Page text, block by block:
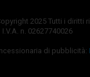
2025 Tutti i diritti
I.V.A. n. 02627740026
di pubblicità: